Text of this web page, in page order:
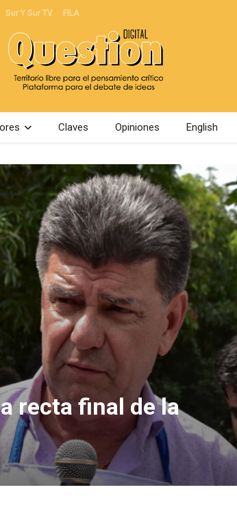
Sur Y Sur TV FILA
Claves Opiniones English
recta final de la